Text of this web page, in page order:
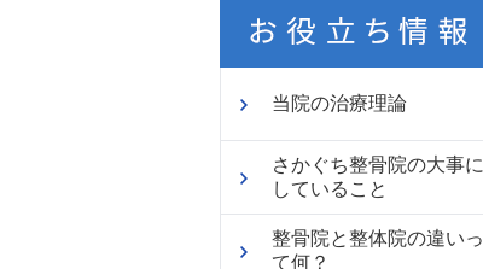
当院の治療理論
さかぐち整骨院の大事に
していること
整骨院と整体院の違いっ
て何？